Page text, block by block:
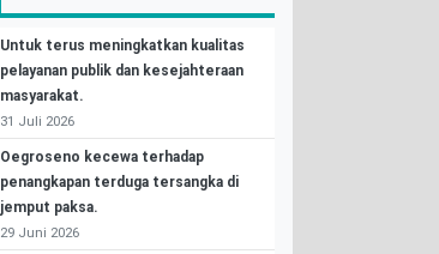
Untuk terus meningkatkan kualitas
pelayanan publik dan kesejahteraan
masyarakat.
31 Juli 2026
Oegroseno kecewa terhadap
penangkapan terduga tersangka di
jemput paksa.
29 Juni 2026